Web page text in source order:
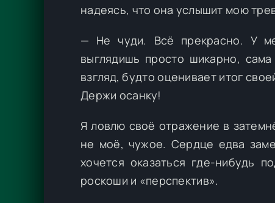
надеясь, что она услышит мою
— Не чуди. Всё прекрасно. У
выглядишь просто шикарно,
взгляд, будто оценивает итог
Держи осанку!
Я ловлю своё отражение в
не моё, чужое. Сердце едва
хочется оказаться где-нибудь
роскоши и «перспектив».